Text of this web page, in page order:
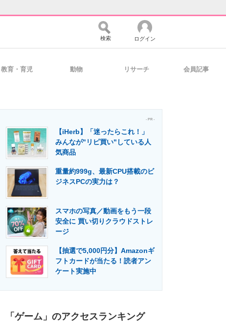
コミュニティ マーケ×ITの今がよく分かる
・活用を支援
専門メディア 建設×テクノロジーの最前線
検索 ログイン
教育・育児 動物 リサーチ 会員記事
- PR -
【iHerb】「迷ったらこれ！」
みんなが"リピ買い"している人
気商品
重量約999g、最新CPU搭載のビ
ジネスPCの実力は？
スマホの写真／動画をもう一段
安全に 買い切りクラウドストレ
ージ
【抽選で5,000円分】Amazonギ
フトカードが当たる！読者アン
ケート実施中
「ゲーム」のアクセスランキング